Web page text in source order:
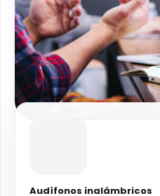
Audífonos inalámbricos